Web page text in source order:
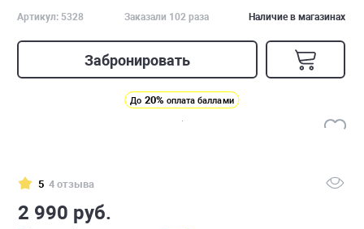
Артикул: 5328 Заказали 102 раза Наличие в магазинах
Забронировать
До 20% оплата баллами
5 4 отзыва
2 990 руб.